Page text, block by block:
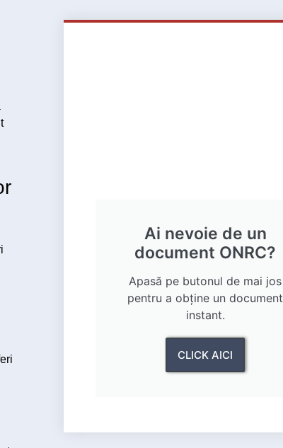
Ai nevoie de un
document ONRC?
Apasă pe butonul de mai jos
pentru a obține un document
instant.
CLICK AICI